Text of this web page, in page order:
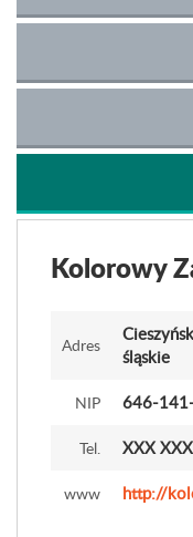
Kolorowy
Adres
śląskie
NIP 646-
Tel. XXX
www http://